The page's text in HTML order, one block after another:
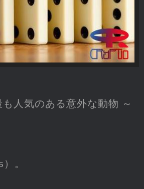
人気のある意外な動物 ～
。